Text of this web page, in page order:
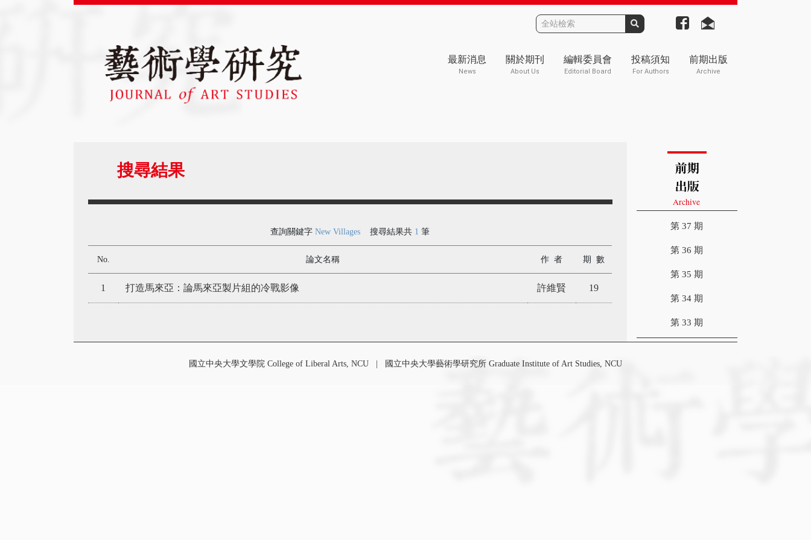
最新消息
News
關於期刊
About Us
編輯委員會
Editorial Board
投稿須知
For Authors
前期出版
Archive
搜尋結果
查詢關鍵字 New Villages 搜尋結果共 1 筆
No. 論文名稱 作 者 期 數
1 打造馬來亞：論馬來亞製片組的冷戰影像 許維賢 19
第 37 期
第 36 期
第 35 期
第 34 期
第 33 期
國立中央大學文學院 College of Liberal Arts, NCU | 國立中央大學藝術學研究所 Graduate Institute of Art Studies, NCU